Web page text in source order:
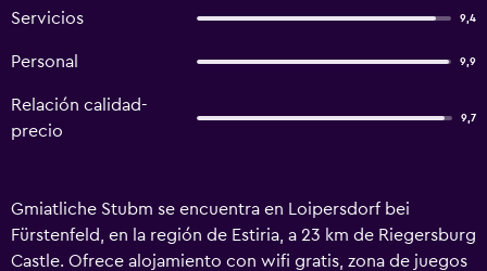
Servicios 9,4
Personal 9,9
Relación calidad-
precio
9,7
Gmiatliche Stubm se encuentra en Loipersdorf bei
Fürstenfeld, en la región de Estiria, a 23 km de Riegersburg
Castle. Ofrece alojamiento con wifi gratis, zona de juegos